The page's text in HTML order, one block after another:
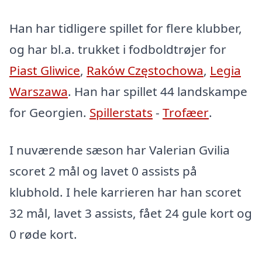
Han har tidligere spillet for flere klubber,
og har bl.a. trukket i fodboldtrøjer for
Piast Gliwice, Raków Częstochowa, Legia
Warszawa. Han har spillet 44 landskampe
for Georgien. Spillerstats - Trofæer.
I nuværende sæson har Valerian Gvilia
scoret 2 mål og lavet 0 assists på
klubhold. I hele karrieren har han scoret
32 mål, lavet 3 assists, fået 24 gule kort og
0 røde kort.